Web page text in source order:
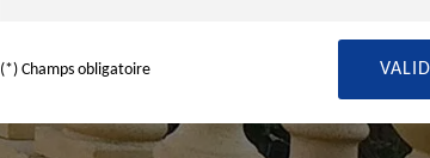
(*) Champs obligatoire